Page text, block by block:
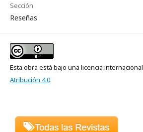
Sección
Reseñas
Esta obra está bajo una licencia internacional
Atribución 4.0.